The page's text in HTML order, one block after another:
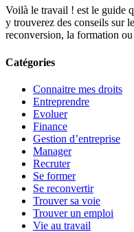
Voilà le travail ! est le guide
y trouverez des conseils sur
reconversion, la formation
Catégories
Connaitre mes droits
Entreprendre
Evoluer
Finance
Gestion d’entreprise
Manager
Recruter
Se former
Se reconvertir
Trouver sa voie
Trouver un emploi
Vie au travail